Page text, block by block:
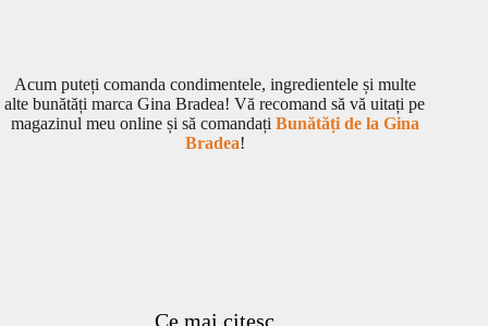
Acum puteți comanda condimentele, ingredientele și multe
alte bunătăți marca Gina Bradea! Vă recomand să vă uitați pe
magazinul meu online și să comandați Bunătăți de la Gina
Bradea!
Ce mai citesc